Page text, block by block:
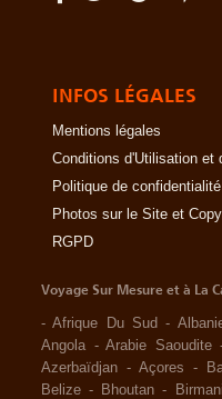
INFOS LÉGALES
Mentions légales
Conditions d'Utilisation et
Politique de
Photos sur le Site et
RGPD
Voyage Sur Mesure et à La
-Afrique Du Sud -
Angola -Arabie Saoudite
Azerbaïdjan - Açores -
Belize - Bhoutan -